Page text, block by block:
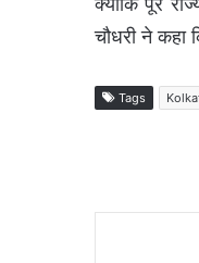
चौधरी ने कहा
Tags